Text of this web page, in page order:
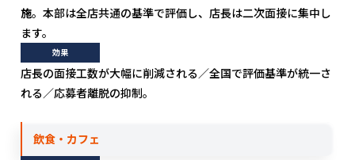
施。本部は全店共通の基準で評価し、店長は二次面接に集中し
ます。
効果
店長の面接工数が大幅に削減される／全国で評価基準が統一さ
れる／応募者離脱の抑制。
飲食・カフェ